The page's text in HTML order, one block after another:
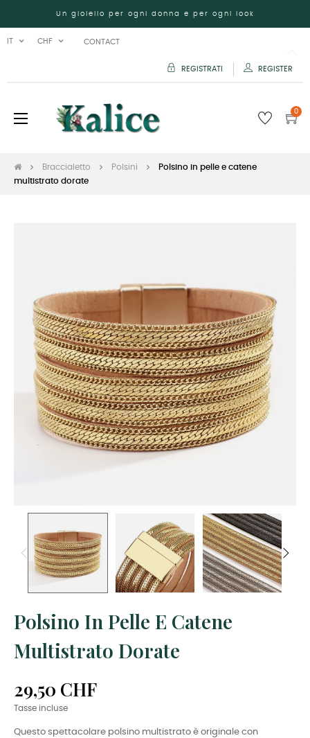
Un gioiello per ogni donna e per ogni look
IT CHF CONTACT
REGISTRATI REGISTER
navigazione
☰ 0
Braccialetto Polsini
Polsino in pelle e catene
multistrato dorate
Polsino In Pelle E Catene
Multistrato Dorate
29,50 CHF
Tasse incluse
Questo spettacolare polsino multistrato è originale con